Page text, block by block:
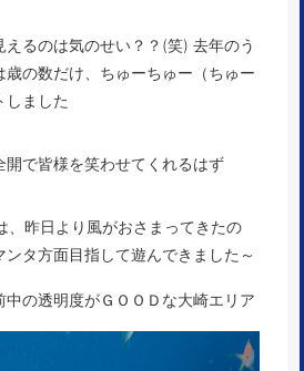
るのは気のせい？？(笑) 去年のう
歳の数だけ、ちゅーちゅー（ちゅー
しました
開で皆様を笑わせてくれるはず
昨日より風がおさまってきたの
タ方面目指して遊んできました～
の透明度がＧＯＯＤな大崎エリア